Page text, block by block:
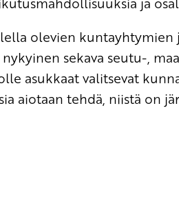
olevien
sekava seutu-,
asukkaat valitsevat
aiotaan tehdä, niistä on